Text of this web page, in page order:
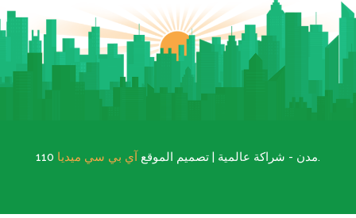
110 مدن - شراكة عالمية | تصميم الموقع آي بي سي ميديا .